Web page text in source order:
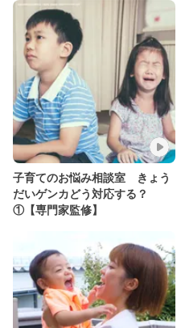
子育てのお悩み相談室 きょう
だいゲンカどう対応する？
①【専門家監修】